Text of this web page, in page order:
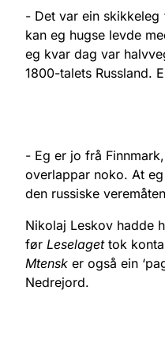
- Det var ein skikkeleg
kan eg hugse levde
eg kvar dag var
1800-talets Russland.
- Eg er jo frå
overlappar noko. At
den russiske
Nikolaj Leskov hadde
før Leselaget tok
Mtensk er også ein
Nedrejord.